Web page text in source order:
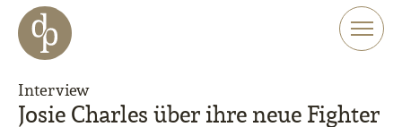
Zum Haupt-Inhalt springen
Zur Navigation springen
Zur Website-Suche springen
Interview
Josie Charles über ihre neue Fighter